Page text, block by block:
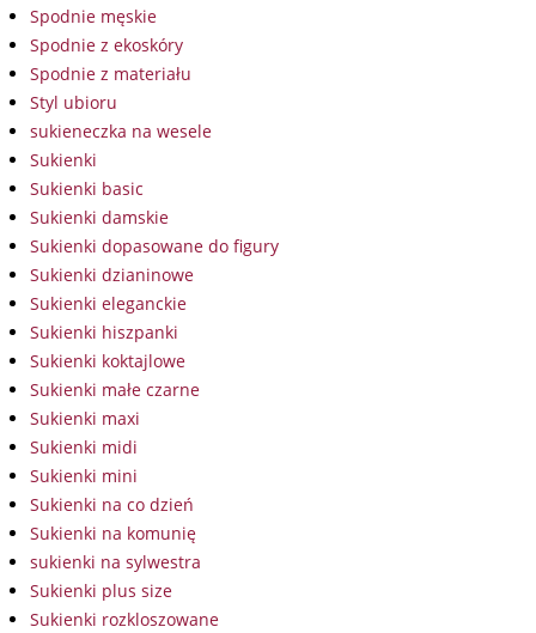
Spodnie męskie
Spodnie z ekoskóry
Spodnie z materiału
Styl ubioru
sukieneczka na wesele
Sukienki
Sukienki basic
Sukienki damskie
Sukienki dopasowane do figury
Sukienki dzianinowe
Sukienki eleganckie
Sukienki hiszpanki
Sukienki koktajlowe
Sukienki małe czarne
Sukienki maxi
Sukienki midi
Sukienki mini
Sukienki na co dzień
Sukienki na komunię
sukienki na sylwestra
Sukienki plus size
Sukienki rozkloszowane